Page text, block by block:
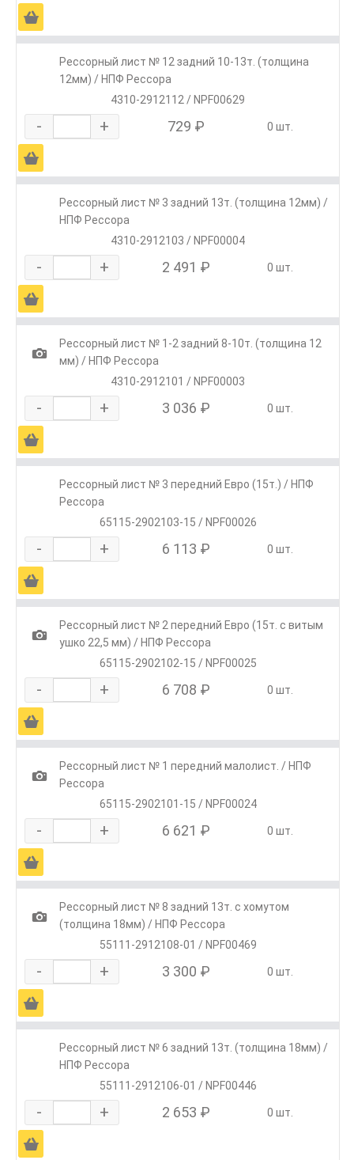
Ä
Рессорный лист № 12 задний 10-13т. (толщина
12мм) / НПФ Рессора
4310-2912112 / NPF00629
- + 729 ₽ 0 шт.
Ä
Рессорный лист № 3 задний 13т. (толщина 12мм) /
НПФ Рессора
4310-2912103 / NPF00004
- + 2 491 ₽ 0 шт.
Ä
1
Рессорный лист № 1-2 задний 8-10т. (толщина 12
мм) / НПФ Рессора
4310-2912101 / NPF00003
- + 3 036 ₽ 0 шт.
Ä
Рессорный лист № 3 передний Евро (15т.) / НПФ
Рессора
65115-2902103-15 / NPF00026
- + 6 113 ₽ 0 шт.
Ä
1
Рессорный лист № 2 передний Евро (15т. с витым
ушко 22,5 мм) / НПФ Рессора
65115-2902102-15 / NPF00025
- + 6 708 ₽ 0 шт.
Ä
1
Рессорный лист № 1 передний малолист. / НПФ
Рессора
65115-2902101-15 / NPF00024
- + 6 621 ₽ 0 шт.
Ä
1
Рессорный лист № 8 задний 13т. c хомутом
(толщина 18мм) / НПФ Рессора
55111-2912108-01 / NPF00469
- + 3 300 ₽ 0 шт.
Ä
Рессорный лист № 6 задний 13т. (толщина 18мм) /
НПФ Рессора
55111-2912106-01 / NPF00446
- + 2 653 ₽ 0 шт.
Ä